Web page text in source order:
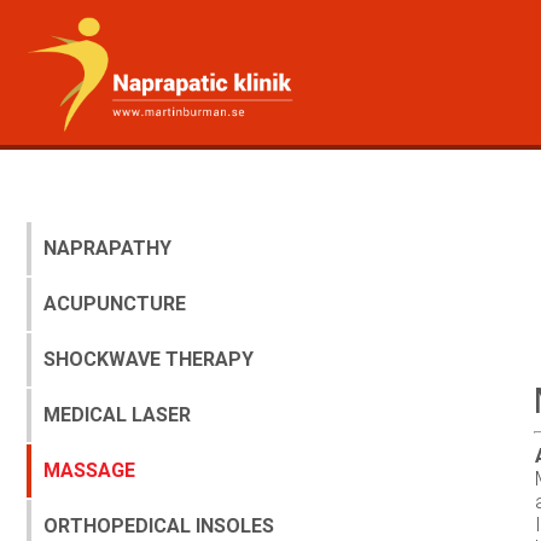
NAPRAPATHY
ACUPUNCTURE
SHOCKWAVE THERAPY
MEDICAL LASER
MASSAGE
ORTHOPEDICAL INSOLES